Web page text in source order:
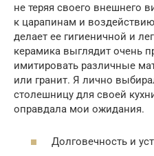
не теряя своего внешнего
к царапинам и
делает ее гигиеничной и
керамика выглядит очень
имитировать различные
или гранит. Я лично
столешницу для своей
оправдала мои ожидания.
Долговечность и